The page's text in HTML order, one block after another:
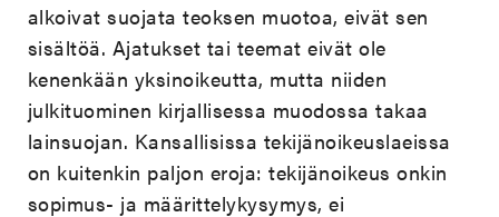
alkoivat suojata teoksen muotoa, eivät sen
sisältöä. Ajatukset tai teemat eivät ole
kenenkään yksinoikeutta, mutta niiden
julkituominen kirjallisessa muodossa takaa
lainsuojan. Kansallisissa tekijänoikeuslaeissa
on kuitenkin paljon eroja: tekijänoikeus onkin
sopimus- ja määrittelykysymys, ei